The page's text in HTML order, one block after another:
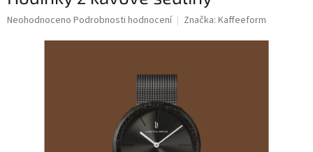
Průměrné
Neohodnoceno Podrobnosti hodnocení Značka: Kaffeeform